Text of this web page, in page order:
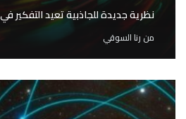
نظرية جديدة للجاذبية تعيد التفكير
من رنا السوقي